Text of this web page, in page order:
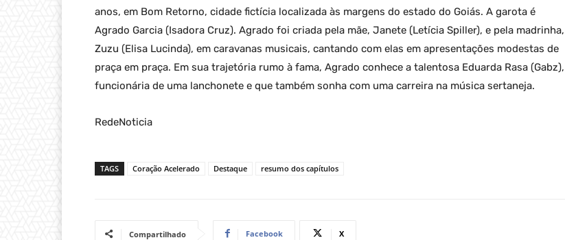
anos, em Bom Retorno, cidade fictícia localizada às margens do estado do Goiás. A garota é
Agrado Garcia (Isadora Cruz). Agrado foi criada pela mãe, Janete (Letícia Spiller), e pela madrinha,
Zuzu (Elisa Lucinda), em caravanas musicais, cantando com elas em apresentações modestas de
praça em praça. Em sua trajetória rumo à fama, Agrado conhece a talentosa Eduarda Rasa (Gabz),
funcionária de uma lanchonete e que também sonha com uma carreira na música sertaneja.
RedeNoticia
TAGS Coração Acelerado Destaque resumo dos capítulos
Compartilhado Facebook X